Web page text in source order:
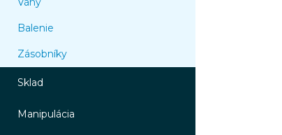
Balenie
Zásobníky
Sklad
Manipulácia